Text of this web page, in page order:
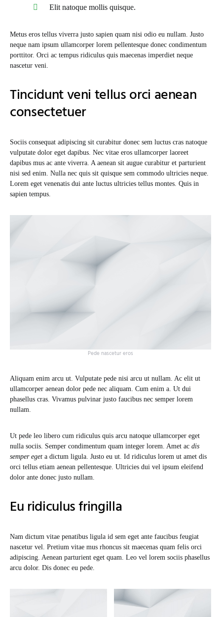
Elit natoque mollis quisque.
Metus eros tellus viverra justo sapien quam nisi odio eu nullam. Justo
neque nam ipsum ullamcorper lorem pellentesque donec condimentum
porttitor. Orci ac tempus ridiculus quis maecenas imperdiet neque
nascetur veni.
Tincidunt veni tellus orci aenean
consectetuer
Sociis consequat adipiscing sit curabitur donec sem luctus cras natoque
vulputate dolor eget dapibus. Nec vitae eros ullamcorper laoreet
dapibus mus ac ante viverra. A aenean sit augue curabitur et parturient
nisi sed enim. Nulla nec quis sit quisque sem commodo ultricies neque.
Lorem eget venenatis dui ante luctus ultricies tellus montes. Quis in
sapien tempus.
Pede nascetur eros
Aliquam enim arcu ut. Vulputate pede nisi arcu ut nullam. Ac elit ut
ullamcorper aenean dolor pede nec aliquam. Cum enim a. Ut dui
phasellus cras. Vivamus pulvinar justo faucibus nec semper lorem
nullam.
Ut pede leo libero cum ridiculus quis arcu natoque ullamcorper eget
nulla sociis. Semper condimentum quam integer lorem. Amet ac dis
semper eget a dictum ligula. Justo eu ut. Id ridiculus lorem ut amet dis
orci tellus etiam aenean pellentesque. Ultricies dui vel ipsum eleifend
dolor ante donec justo nullam.
Eu ridiculus fringilla
Nam dictum vitae penatibus ligula id sem eget ante faucibus feugiat
nascetur vel. Pretium vitae mus rhoncus sit maecenas quam felis orci
adipiscing. Aenean parturient eget quam. Leo vel lorem sociis phasellus
arcu dolor. Dis donec eu pede.